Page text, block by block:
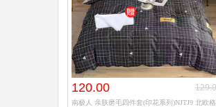
120.00
南极人 亲肤磨毛四件套(印花系列)NJTJ9 北欧